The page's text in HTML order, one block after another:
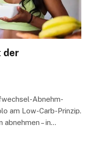
der
Abnehm-
am Low-Carb-Prinzip.
abnehmen – in…